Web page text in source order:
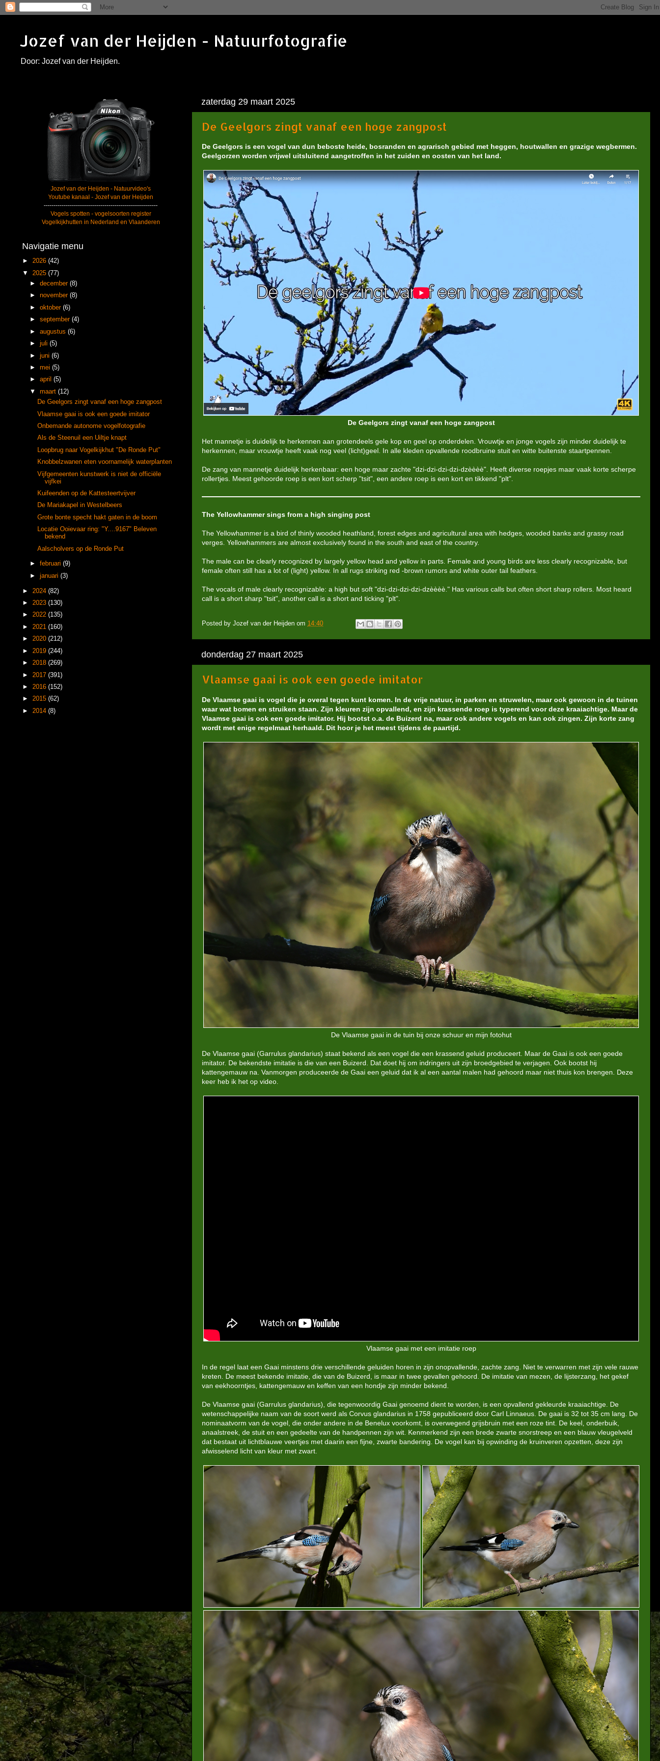
Jozef van der Heijden - Natuurfotografie
Door: Jozef van der Heijden.
zaterdag 29 maart 2025
De Geelgors zingt vanaf een hoge zangpost
De Geelgors is een vogel van dun beboste heide, bosranden en agrarisch gebied met heggen, houtwallen en grazige wegbermen.
Geelgorzen worden vrijwel uitsluitend aangetroffen in het zuiden en oosten van het land.
De Geelgors zingt vanaf een hoge zangpost
Het mannetje is duidelijk te herkennen aan grotendeels gele kop en geel op onderdelen. Vrouwtje en jonge vogels zijn minder duidelijk te
herkennen, maar vrouwtje heeft vaak nog veel (licht)geel. In alle kleden opvallende roodbruine stuit en witte buitenste staartpennen.
De zang van mannetje duidelijk herkenbaar: een hoge maar zachte "dzi-dzi-dzi-dzi-dzèèèè". Heeft diverse roepjes maar vaak korte scherpe
rollertjes. Meest gehoorde roep is een kort scherp "tsit", een andere roep is een kort en tikkend "plt".
The Yellowhammer sings from a high singing post
The Yellowhammer is a bird of thinly wooded heathland, forest edges and agricultural area with hedges, wooded banks and grassy road
verges. Yellowhammers are almost exclusively found in the south and east of the country.
The male can be clearly recognized by largely yellow head and yellow in parts. Female and young birds are less clearly recognizable, but
female often still has a lot of (light) yellow. In all rugs striking red -brown rumors and white outer tail feathers.
The vocals of male clearly recognizable: a high but soft "dzi-dzi-dzi-dzi-dzèèèè." Has various calls but often short sharp rollers. Most heard
call is a short sharp "tsit", another call is a short and ticking "plt".
Posted by Jozef van der Heijden om 14:40
donderdag 27 maart 2025
Vlaamse gaai is ook een goede imitator
De Vlaamse gaai is vogel die je overal tegen kunt komen. In de vrije natuur, in parken en struwelen, maar ook gewoon in de tuinen
waar wat bomen en struiken staan. Zijn kleuren zijn opvallend, en zijn krassende roep is typerend voor deze kraaiachtige. Maar de
Vlaamse gaai is ook een goede imitator. Hij bootst o.a. de Buizerd na, maar ook andere vogels en kan ook zingen. Zijn korte zang
wordt met enige regelmaat herhaald. Dit hoor je het meest tijdens de paartijd.
De Vlaamse gaai in de tuin bij onze schuur en mijn fotohut
De Vlaamse gaai (Garrulus glandarius) staat bekend als een vogel die een krassend geluid produceert. Maar de Gaai is ook een goede
imitator. De bekendste imitatie is die van een Buizerd. Dat doet hij om indringers uit zijn broedgebied te verjagen. Ook bootst hij
kattengemauw na. Vanmorgen produceerde de Gaai een geluid dat ik al een aantal malen had gehoord maar niet thuis kon brengen. Deze
keer heb ik het op video.
Vlaamse gaai met een imitatie roep
In de regel laat een Gaai minstens drie verschillende geluiden horen in zijn onopvallende, zachte zang. Niet te verwarren met zijn vele rauwe
kreten. De meest bekende imitatie, die van de Buizerd, is maar in twee gevallen gehoord. De imitatie van mezen, de lijsterzang, het gekef
van eekhoorntjes, kattengemauw en keffen van een hondje zijn minder bekend.
De Vlaamse gaai (Garrulus glandarius), die tegenwoordig Gaai genoemd dient te worden, is een opvallend gekleurde kraaiachtige. De
wetenschappelijke naam van de soort werd als Corvus glandarius in 1758 gepubliceerd door Carl Linnaeus. De gaai is 32 tot 35 cm lang. De
nominaatvorm van de vogel, die onder andere in de Benelux voorkomt, is overwegend grijsbruin met een roze tint. De keel, onderbuik,
anaalstreek, de stuit en een gedeelte van de handpennen zijn wit. Kenmerkend zijn een brede zwarte snorstreep en een blauw vleugelveld
dat bestaat uit lichtblauwe veertjes met daarin een fijne, zwarte bandering. De vogel kan bij opwinding de kruinveren opzetten, deze zijn
afwisselend licht van kleur met zwart.
Jozef van der Heijden - Natuurvideo's
Youtube kanaal - Jozef van der Heijden
----------------------------------------------------------
Vogels spotten - vogelsoorten register
Vogelkijkhutten in Nederland en Vlaanderen
Navigatie menu
► 2026 (42)
▼ 2025 (77)
►december(8)
►november(8)
►oktober(6)
►september(4)
►augustus(6)
►juli(5)
►juni(6)
►mei(5)
►april(5)
▼maart(12)
De Geelgors zingt vanaf een hoge zangpost
Vlaamse gaai is ook een goede imitator
Onbemande autonome vogelfotografie
Als de Steenuil een Uiltje knapt
Loopbrug naar Vogelkijkhut "De Ronde Put"
Knobbelzwanen eten voornamelijk waterplanten
Vijfgemeenten kunstwerk is niet de officiële
vijfkei
Kuifeenden op de Kattesteertvijver
De Mariakapel in Westelbeers
Grote bonte specht hakt gaten in de boom
Locatie Ooievaar ring: "Y....9167" Beleven
bekend
Aalscholvers op de Ronde Put
►februari(9)
►januari(3)
► 2024 (82)
► 2023 (130)
► 2022 (135)
► 2021 (160)
► 2020 (212)
► 2019 (244)
► 2018 (269)
► 2017 (391)
► 2016 (152)
► 2015 (62)
► 2014 (8)